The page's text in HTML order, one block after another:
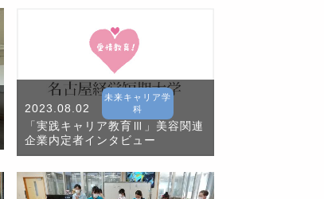
2023.08.02
未来キャリア学
科
「実践キャリア教育Ⅲ」美容関連
企業内定者インタビュー